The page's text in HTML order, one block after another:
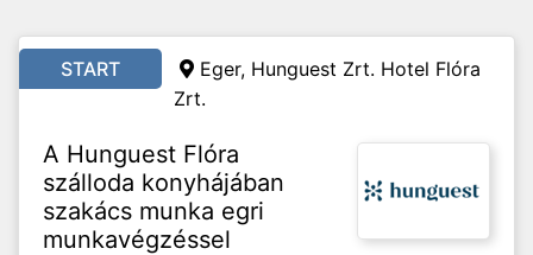
START
Eger, Hunguest Zrt. Hotel Flóra
Zrt.
A Hunguest Flóra
szálloda konyhájában
szakács munka egri
munkavégzéssel